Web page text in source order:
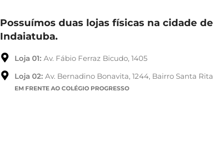
Possuímos duas lojas físicas na cidade de
Indaiatuba.
Loja 01: Av. Fábio Ferraz Bicudo, 1405
Loja 02: Av. Bernadino Bonavita, 1244, Bairro Santa Rita
EM FRENTE AO COLÉGIO PROGRESSO